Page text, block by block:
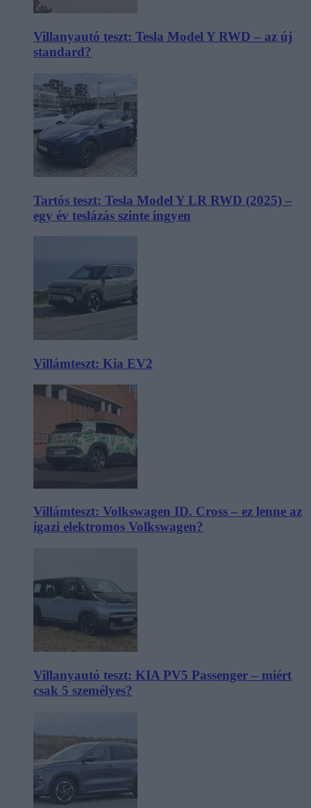
Villanyautó teszt: Tesla Model Y RWD – az új
standard?
Tartós teszt: Tesla Model Y LR RWD (2025) –
egy év teslázás szinte ingyen
Villámteszt: Kia EV2
Villámteszt: Volkswagen ID. Cross – ez lenne az
igazi elektromos Volkswagen?
Villanyautó teszt: KIA PV5 Passenger – miért
csak 5 személyes?